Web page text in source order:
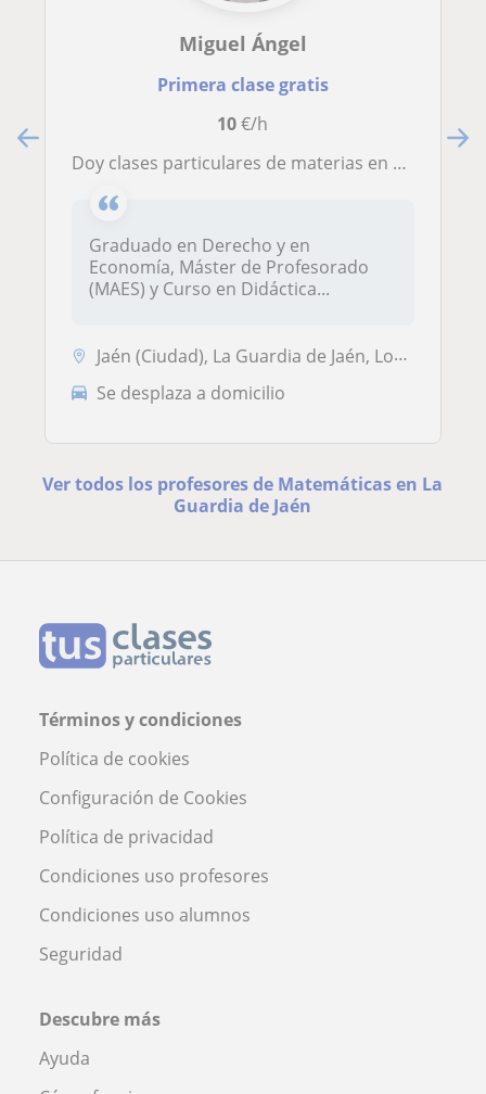
Miguel Ángel
Primera clase gratis
10€/h
Doy clases particulares de materias en ESO y Bachillerato
Graduado en Derecho y en
Economía, Máster de Profesorado
(MAES) y Curso en Didáctica...
Jaén (Ciudad), La Guardia de Jaén, Los Villares, Martos, Torre del Cam...
Se desplaza a domicilio
Ver todos los profesores de Matemáticas en La
Guardia de Jaén
Términos y condiciones
Política de cookies
Configuración de Cookies
Política de privacidad
Condiciones uso profesores
Condiciones uso alumnos
Seguridad
Descubre más
Ayuda